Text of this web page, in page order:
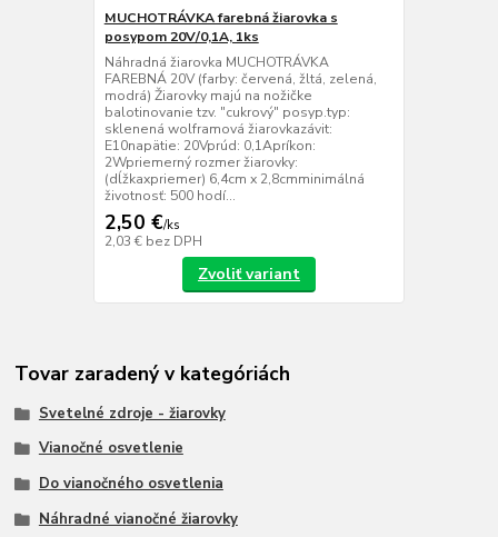
MUCHOTRÁVKA farebná žiarovka s
posypom 20V/0,1A, 1ks
Náhradná žiarovka MUCHOTRÁVKA
FAREBNÁ 20V (farby: červená, žltá, zelená,
modrá) Žiarovky majú na nožičke
balotinovanie tzv. "cukrový" posyp.typ:
sklenená wolframová žiarovkazávit:
E10napätie: 20Vprúd: 0,1Apríkon:
2Wpriemerný rozmer žiarovky:
(dĺžkaxpriemer) 6,4cm x 2,8cmminimálná
životnosť: 500 hodí...
2,50 €/ks
2,03 € bez DPH
Zvoliť variant
Tovar zaradený v kategóriách
Svetelné zdroje - žiarovky
Vianočné osvetlenie
Do vianočného osvetlenia
Náhradné vianočné žiarovky